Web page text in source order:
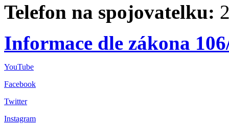
Telefon na spojovatelku:
Informace dle zákona
YouTube
Facebook
Twitter
Instagram